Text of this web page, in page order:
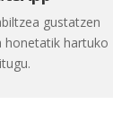
gustatzen
honetatik hartuko